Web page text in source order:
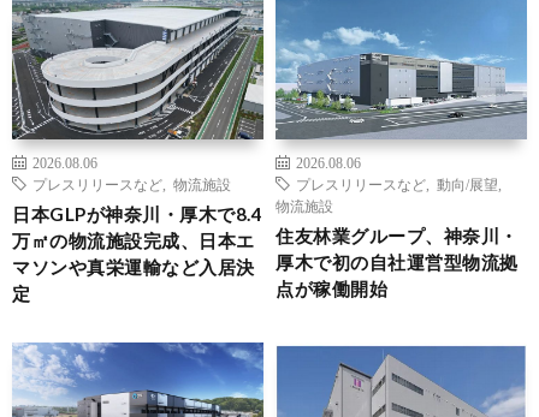
2026.08.06
プレスリリースなど
物流施設
日本GLPが神奈川・厚木で8.4
万㎡の物流施設完成、日本エ
マソンや真栄運輸など入居決
定
2026.08.06
プレスリリースなど
動向/展望
物流施設
住友林業グループ、神奈川・
厚木で初の自社運営型物流拠
点が稼働開始